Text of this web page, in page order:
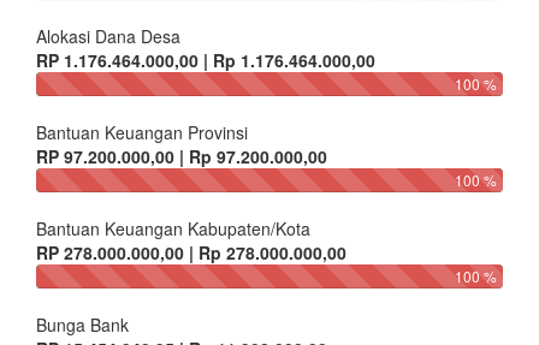
Alokasi Dana Desa
RP 1.176.464.000,00 | Rp 1.176.464.000,00
100 %
Bantuan Keuangan Provinsi
RP 97.200.000,00 | Rp 97.200.000,00
100 %
Bantuan Keuangan Kabupaten/Kota
RP 278.000.000,00 | Rp 278.000.000,00
100 %
Bunga Bank